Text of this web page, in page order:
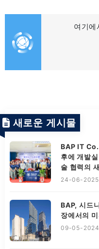
여기에
새로운 게시물
BAP IT
후에 개발
술 협력의
24-06-2025
BAP, 시드
장에서의
09-05-2024